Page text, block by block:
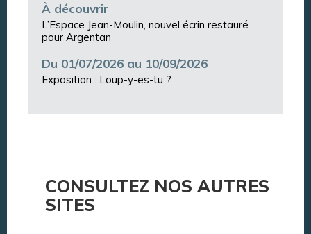
À découvrir
L’Espace Jean-Moulin, nouvel écrin restauré
pour Argentan
Du 01/07/2026 au 10/09/2026
Exposition : Loup-y-es-tu ?
CONSULTEZ NOS AUTRES
SITES